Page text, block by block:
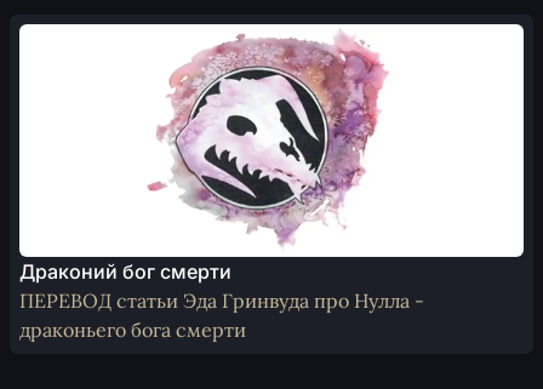
Драконий бог смерти
ПЕРЕВОД статьи Эда Гринвуда про Нулла -
драконьего бога смерти